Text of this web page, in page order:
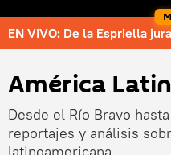
EN VIVO: De la Espriella
América
Desde el Río Bravo
reportajes y análisis